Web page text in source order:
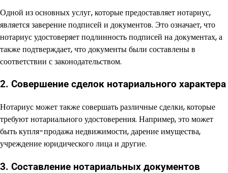
Одной из основных услуг, которые предоставляет нотариус,
является заверение подписей и документов. Это означает, что
нотариус удостоверяет подлинность подписей на документах, а
также подтверждает, что документы были составлены в
соответствии с законодательством.
2. Совершение сделок нотариального характера
Нотариус может также совершать различные сделки, которые
требуют нотариального удостоверения. Например, это может
быть купля-продажа недвижимости, дарение имущества,
учреждение юридического лица и другие.
3. Составление нотариальных документов